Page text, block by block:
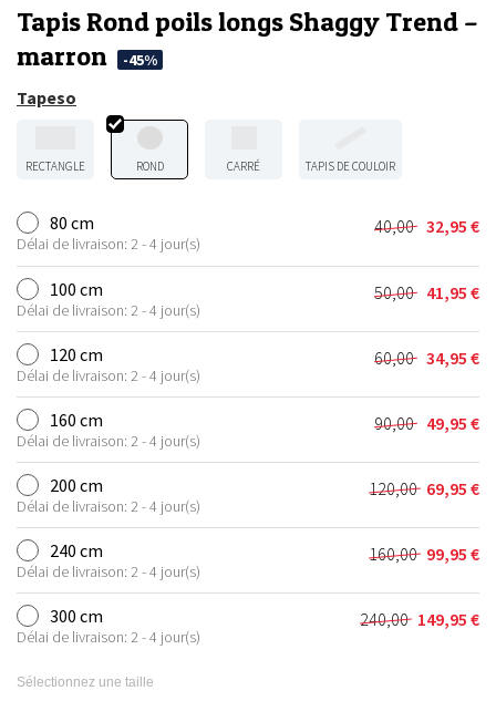
Tapis Rond poils longs Shaggy Trend –
marron
-45%
Tapeso
RECTANGLE ROND CARRÉ TAPIS DE COULOIR
80 cm
Délai de livraison: 2 - 4 jour(s)
40,00
Le
prix
initial
était :
40,00 €.
32,95 €
Le
prix
actuel
est :
32,95 €.
100 cm
Délai de livraison: 2 - 4 jour(s)
50,00
Le
prix
initial
était :
50,00 €.
41,95 €
Le
prix
actuel
est :
41,95 €.
120 cm
Délai de livraison: 2 - 4 jour(s)
60,00
Le
prix
initial
était :
60,00 €.
34,95 €
Le
prix
actuel
est :
34,95 €.
160 cm
Délai de livraison: 2 - 4 jour(s)
90,00
Le
prix
initial
était :
90,00 €.
49,95 €
Le
prix
actuel
est :
49,95 €.
200 cm
Délai de livraison: 2 - 4 jour(s)
120,00
Le
prix
initial
était :
120,00 €.
69,95 €
Le
prix
actuel
est :
69,95 €.
240 cm
Délai de livraison: 2 - 4 jour(s)
160,00
Le
prix
initial
était :
99,95 €
Le
prix
actuel
est :
300 cm
Délai de livraison: 2 - 4 jour(s)
240,00
Le 149,95 €
Le
Sélectionnez une taille